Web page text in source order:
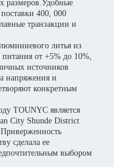
размеров.Удобные
400, 000
транзакции и
литья из
от +5% до 10%,
источников
напряжения и
конкретным
TOUNYC является
City Shunde District
сделала ее
выбором